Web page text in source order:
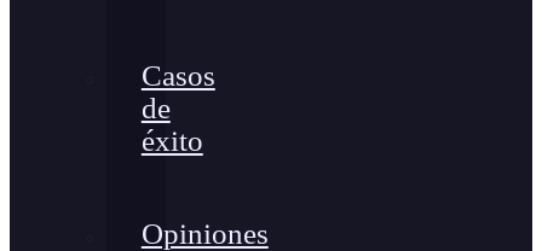
Casos
de
éxito
Opiniones